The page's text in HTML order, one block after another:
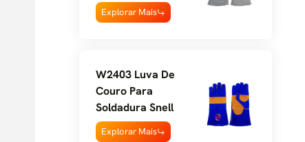
Explorar Mais
W2403 Luva De
Couro Para
Soldadura Snell
Explorar Mais